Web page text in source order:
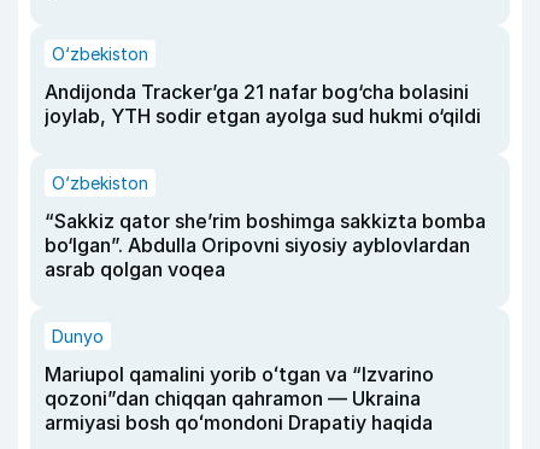
O‘zbekiston
Andijonda Tracker’ga 21 nafar bog‘cha bolasini
joylab, YTH sodir etgan ayolga sud hukmi o‘qildi
O‘zbekiston
“Sakkiz qator she’rim boshimga sakkizta bomba
bo‘lgan”. Abdulla Oripovni siyosiy ayblovlardan
asrab qolgan voqea
Dunyo
Mariupol qamalini yorib oʻtgan va “Izvarino
qozoni”dan chiqqan qahramon — Ukraina
armiyasi bosh qoʻmondoni Drapatiy haqida